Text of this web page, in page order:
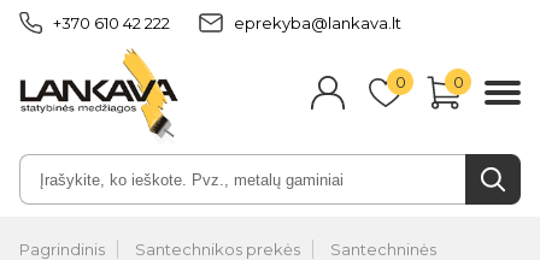
+370 610 42 222 eprekyba@lankava.lt
0 0
Pagrindinis Santechnikos prekės
Santechninės